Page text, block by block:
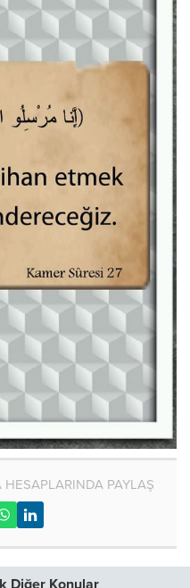
PAYLAŞ
Diğer Konular